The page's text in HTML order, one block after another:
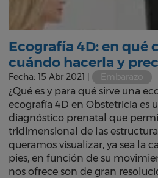
Ecografía 4D: en qué
cuándo hacerla y
Fecha: 15 Abr 2021 | Embarazo
¿Qué es y para qué sirve una
ecografía 4D en Obstetricia es
diagnóstico prenatal que
tridimensional de las
queramos visualizar, ya sea la
pies, en función de su
nos ofrece son de gran